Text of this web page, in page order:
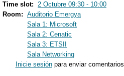
Time slot: 2 Octubre 09:30 - 10:00
Room: Auditorio Emergya
Sala 1: Microsoft
Sala 2: Cenatic
Sala 3: ETSII
Sala Networking
Inicie sesiónpara enviar comentarios